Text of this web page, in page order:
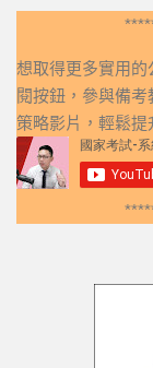
想取得更多實用
閱按鈕，參與備
策略影片，輕鬆提